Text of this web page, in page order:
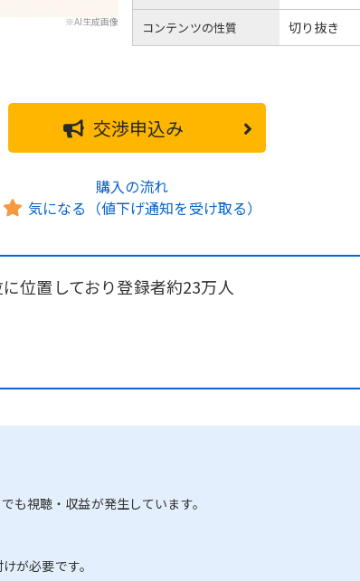
※AI生成画像 コンテンツの性質 切り抜き
交渉申込み
購入の流れ
気になる（値下げ通知を受け取る）
位置しており登録者約23万人
も視聴・収益が発生しています。
が必要です。